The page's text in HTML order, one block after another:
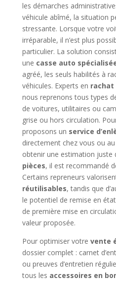
les démarches
véhicule abîmé, la situation
stressante. Lorsque votre
irréparable, il n’est plus
particulier. La solution
une casse auto
agréé, les seuls habilités à
véhicules. Experts en rachat
nous reprenons tous types
de voitures, utilitaires ou
grise ou hors circulation.
proposons un service
directement chez vous ou au
obtenir une estimation juste
pièces, il est recommandé
Certains repreneurs
réutilisables, tandis que
le potentiel de remise en
de première mise en
valeur proposée.
Pour optimiser votre vente
dossier complet : carnet
ou preuves d’entretien
tous les accessoires en